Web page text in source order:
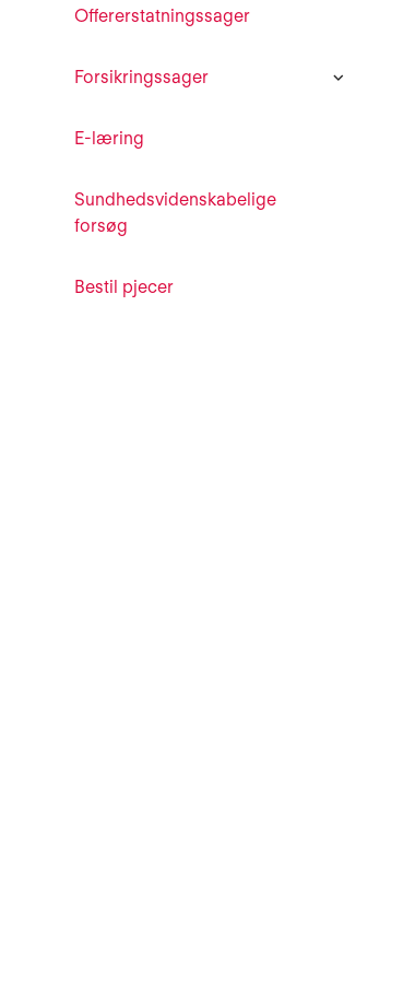
Offererstatningssager
Forsikringssager
E-læring
Sundhedsvidenskabelige
forsøg
Bestil pjecer